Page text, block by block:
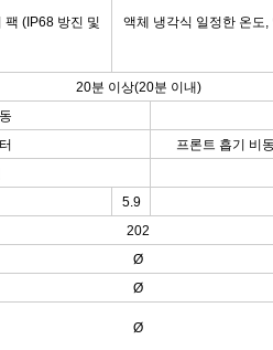
팩 (IP68 방진 및
액체 냉각식 일정한 온도
20분 이상(20분 이내)
프론트 흡기 비
5.9
202
Ø
Ø
Ø